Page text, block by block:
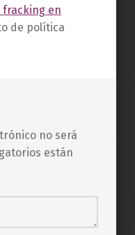
fracking en
de política
no será
están